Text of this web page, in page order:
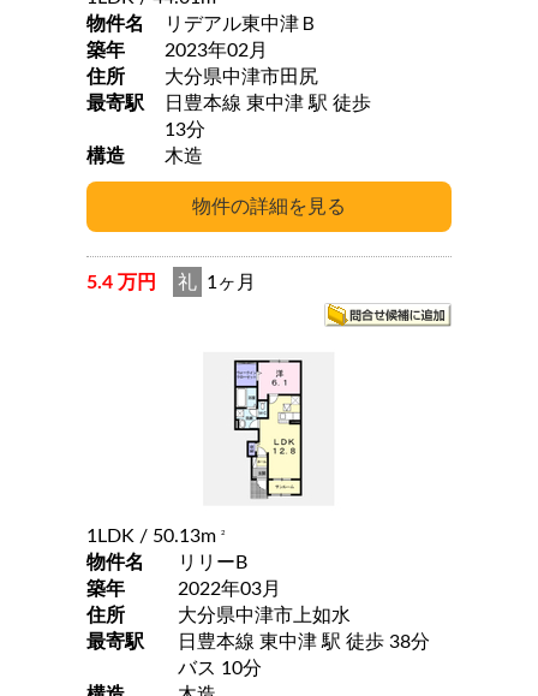
物件名
リデアル東中津Ｂ
築年
2023年02月
住所
大分県中津市田尻
最寄駅
日豊本線 東中津 駅 徒歩
13分
構造
木造
5.4 万円 礼 1ヶ月
1LDK / 50.13m 2
物件名
リリーB
築年
2022年03月
住所
大分県中津市上如水
最寄駅
日豊本線 東中津 駅 徒歩 38分
バス 10分